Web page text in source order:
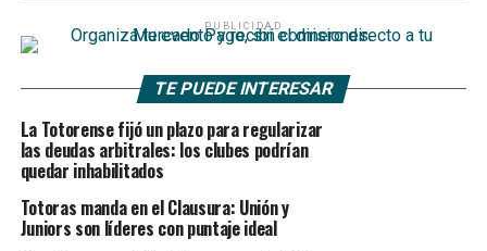
PUBLICIDAD
TE PUEDE INTERESAR
La Totorense fijó un plazo para regularizar
las deudas arbitrales: los clubes podrían
quedar inhabilitados
Totoras manda en el Clausura: Unión y
Juniors son líderes con puntaje ideal